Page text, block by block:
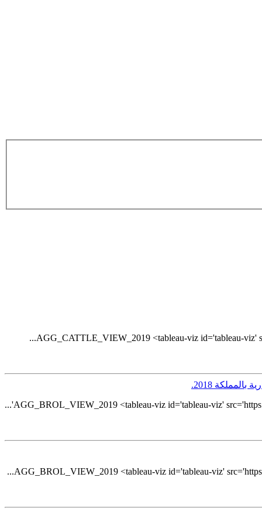
AGG_CATTLE_VIEW_2019 <tableau-viz id='tableau-viz'
2018.
AGG_BROL_VIEW_2019 <tableau-viz id='tableau-viz'
AGG_BROL_VIEW_2019 <tableau-viz id='tableau-viz'